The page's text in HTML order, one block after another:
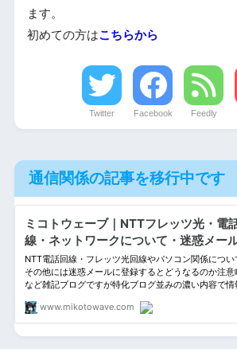
ます。
初めての方はこちらから
Twitter Facebook Feedly
通信関係の記事を移行中です